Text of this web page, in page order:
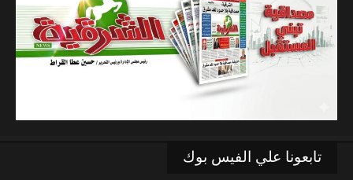
تابعونا علي الفيس بوك